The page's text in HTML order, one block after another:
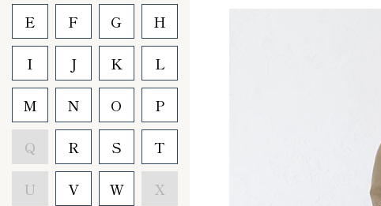
E F G H
I J K L
M N O P
Q R S T
U V W X